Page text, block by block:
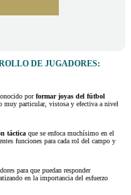
DE JUGADORES:
porformar joyas del fútbol
muy particular, vistosa y efectiva a nivel
táctica que se enfoca muchísimo en el
funciones para cada rol del campo y
para que puedan responder
en la importancia del esfuerzo